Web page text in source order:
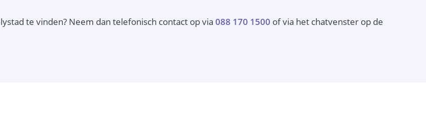
te vinden? Neem dan telefonisch contact op via 088 170 1500 of via het chatvenster op de